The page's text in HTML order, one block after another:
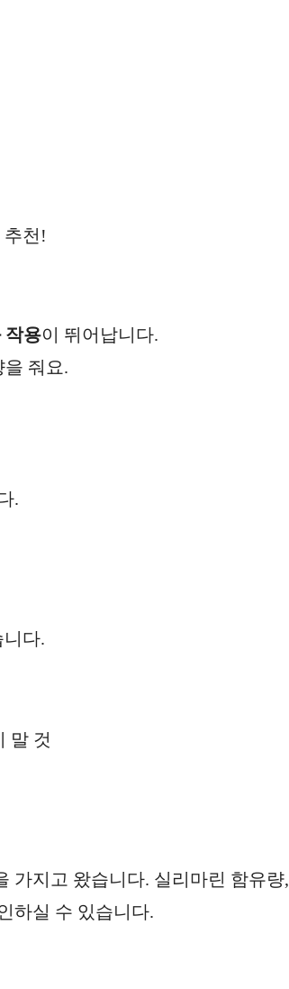
추천!
작용이 뛰어납니다.
줘요.
.
다.
말 것
가지고 왔습니다. 실리마린 함유량,
하실 수 있습니다.